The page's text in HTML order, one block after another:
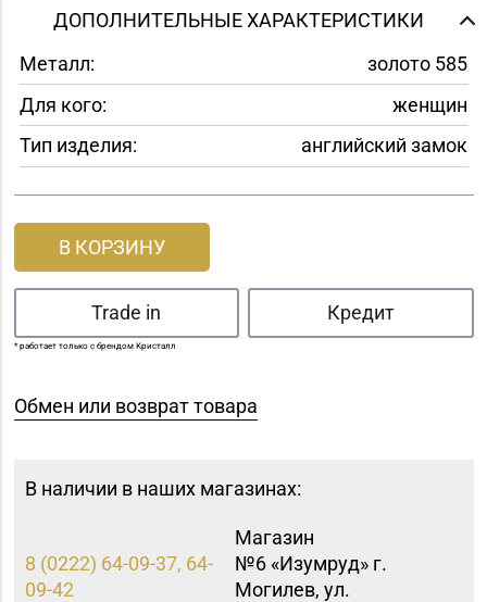
ДОПОЛНИТЕЛЬНЫЕ ХАРАКТЕРИСТИКИ
Металл:
золото 585
Для кого:
женщин
Тип изделия:
английский замок
В КОРЗИНУ
Trade in Кредит
* работает только с брендом Кристалл
Обмен или возврат товара
В наличии в наших магазинах:
8 (0222) 64-09-37, 64-
09-42
Магазин
№6 «Изумруд» г.
Могилев, ул.